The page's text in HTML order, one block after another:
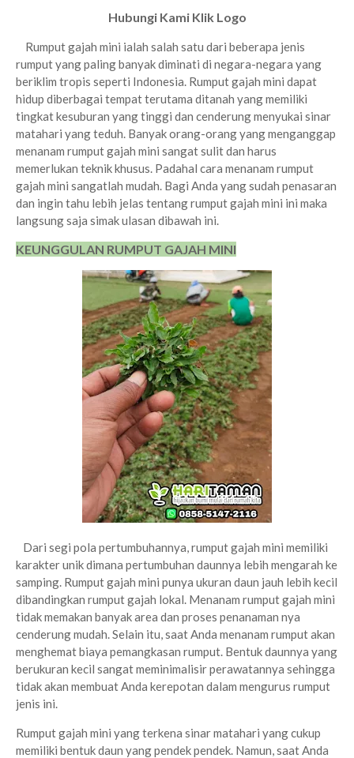
Hubungi Kami Klik Logo
Rumput gajah mini ialah salah satu dari beberapa jenis
rumput yang paling banyak diminati di negara-negara yang
beriklim tropis seperti Indonesia. Rumput gajah mini dapat
hidup diberbagai tempat terutama ditanah yang memiliki
tingkat kesuburan yang tinggi dan cenderung menyukai sinar
matahari yang teduh. Banyak orang-orang yang menganggap
menanam rumput gajah mini sangat sulit dan harus
memerlukan teknik khusus. Padahal cara menanam rumput
gajah mini sangatlah mudah. Bagi Anda yang sudah penasaran
dan ingin tahu lebih jelas tentang rumput gajah mini ini maka
langsung saja simak ulasan dibawah ini.
KEUNGGULAN RUMPUT GAJAH MINI
Dari segi pola pertumbuhannya, rumput gajah mini memiliki
karakter unik dimana pertumbuhan daunnya lebih mengarah ke
samping. Rumput gajah mini punya ukuran daun jauh lebih kecil
dibandingkan rumput gajah lokal. Menanam rumput gajah mini
tidak memakan banyak area dan proses penanaman nya
cenderung mudah. Selain itu, saat Anda menanam rumput akan
menghemat biaya pemangkasan rumput. Bentuk daunnya yang
berukuran kecil sangat meminimalisir perawatannya sehingga
tidak akan membuat Anda kerepotan dalam mengurus rumput
jenis ini.
Rumput gajah mini yang terkena sinar matahari yang cukup
memiliki bentuk daun yang pendek pendek. Namun, saat Anda